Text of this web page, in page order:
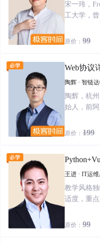
宋一玮，
工大学，
前端架构
Angular，
t，从事前
017年北京
在微服务
施，将企业
续学习，
面，对公
一本关于
候一定会
原价： 99
Web协议
陶辉 · 智链
陶辉，杭
始人，前
书。 陶辉
布式环境
辉也是极
讲》《
原价： 199
王进 · IT运
教学风格
适度，重
的高度认
原价： 99